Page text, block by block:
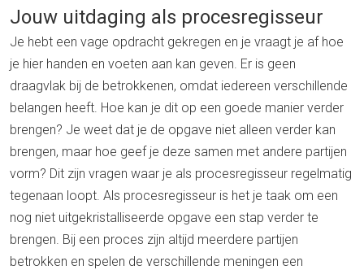
Jouw uitdaging als procesregisseur
Je hebt een vage opdracht gekregen en je vraagt je af hoe
je hier handen en voeten aan kan geven. Er is geen
draagvlak bij de betrokkenen, omdat iedereen verschillende
belangen heeft. Hoe kan je dit op een goede manier verder
brengen? Je weet dat je de opgave niet alleen verder kan
brengen, maar hoe geef je deze samen met andere partijen
vorm? Dit zijn vragen waar je als procesregisseur regelmatig
tegenaan loopt. Als procesregisseur is het je taak om een
nog niet uitgekristalliseerde opgave een stap verder te
brengen. Bij een proces zijn altijd meerdere partijen
betrokken en spelen de verschillende meningen een